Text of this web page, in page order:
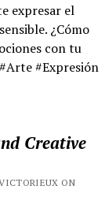
expresar el
¿Cómo
con tu
#Expresión
Creative
ON